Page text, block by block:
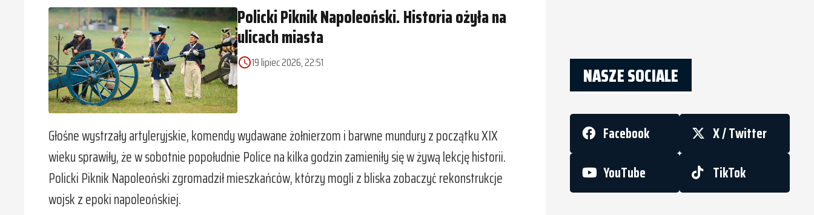
Policki Piknik Napoleoński. Historia ożyła na
ulicach miasta
access_time19 lipiec 2026, 22:51
Głośne wystrzały artyleryjskie, komendy wydawane żołnierzom i barwne mundury z początku XIX
wieku sprawiły, że w sobotnie popołudnie Police na kilka godzin zamieniły się w żywą lekcję historii.
Policki Piknik Napoleoński zgromadził mieszkańców, którzy mogli z bliska zobaczyć rekonstrukcje
wojsk z epoki napoleońskiej.
NASZE SOCIALE
Facebook
X / Twitter
YouTube
TikTok